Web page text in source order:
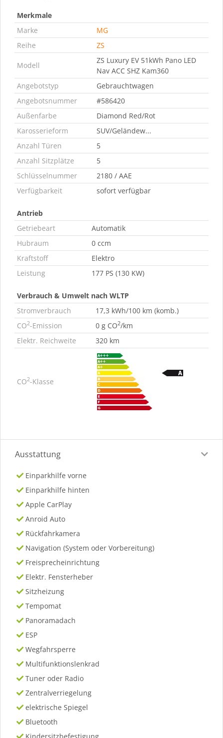
Merkmale
Marke
MG
Reihe
ZS
Modell
ZS Luxury EV 51kWh Pano LED
Nav ACC SHZ Kam360
Angebotstyp
Gebrauchtwagen
Angebotsnummer
#586420
Außenfarbe
Diamond Red/Rot
Karosserieform
SUV/Geländew...
Anzahl Türen
5
Anzahl Sitzplätze
5
Schlüsselnummer
2180 / AAE
Verfügbarkeit
sofort verfügbar
Antrieb
Getriebeart
Automatik
Hubraum
0 ccm
Kraftstoff
Elektro
Leistung
177 PS (130 KW)
Verbrauch & Umwelt nach WLTP
Stromverbrauch
17,3 kWh/100 km (komb.)
CO2-Emission 0 g CO2/km
Elektr. Reichweite
320 km
CO2-Klasse
Ausstattung
Einparkhilfe vorne
Einparkhilfe hinten
Apple CarPlay
Anroid Auto
Rückfahrkamera
Navigation (System oder Vorbereitung)
Freisprecheinrichtung
Elektr. Fensterheber
Sitzheizung
Tempomat
Panoramadach
ESP
Wegfahrsperre
Multifunktionslenkrad
Tuner oder Radio
Zentralverriegelung
elektrische Spiegel
Bluetooth